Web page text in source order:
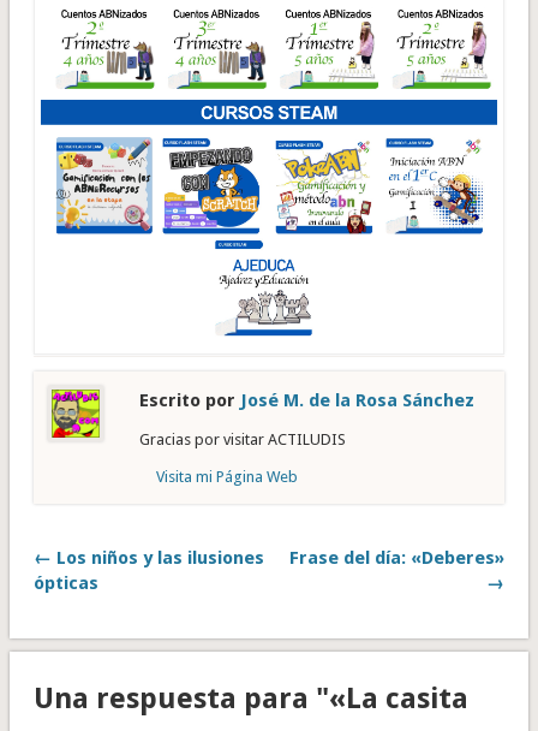
Escrito por José M. de la Rosa Sánchez
Gracias por visitar ACTILUDIS
Visita mi Página Web
← Los niños y las ilusiones
ópticas
Frase del día: «Deberes»
→
Una respuesta para "«La casita